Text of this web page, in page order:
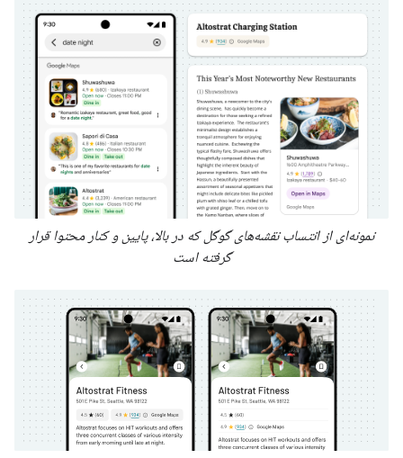
نمونه‌ای از انتساب نقشه‌های گوگل که در بالا، پایین و کنار محتوا قرار
گرفته است